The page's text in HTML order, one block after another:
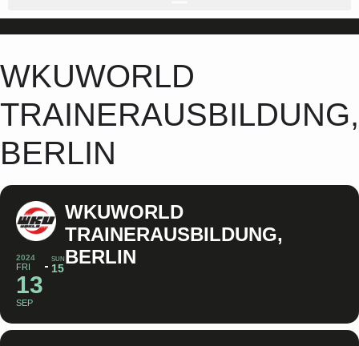
WKUWORLD
TRAINERAUSBILDUNG,
BERLIN
2024
FRI
13
SEP
SUN
15
WKUWORLD
TRAINERAUSBILDUNG,
BERLIN